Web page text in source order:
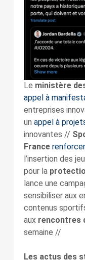
Le ministère
appel à
entreprises
un appel à
innovantes //
France
l’insertion des
pour la
lance une
sensibiliser aux
contenus
aux rencontres
semaine //
Les actus des